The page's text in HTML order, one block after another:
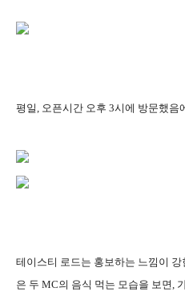
평일, 오픈시간 오후 3시에 방문했음
테이스티 로드는 홍보하는 느낌이 강
은 두 MC의 음식 먹는 모습을 보면,